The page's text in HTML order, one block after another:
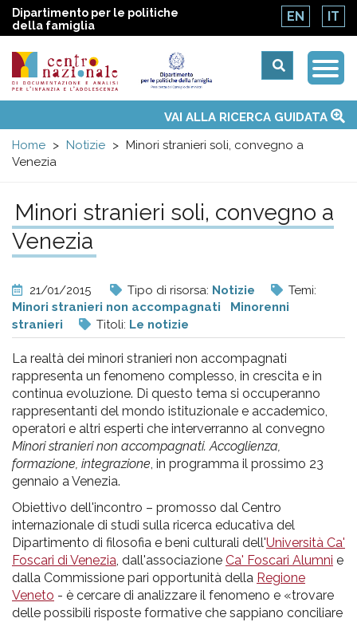
Dipartimento per le politiche
della famiglia
EN IT
Centro
nazionale
di
Documentazione
e
analisi
pr
l'infanzia
e
l'adolescenza
menu
Temi
Attività
Convenzione ONUVAI ALLA RICERCA GUIDATA
Home
Notizie
Minori stranieri soli, convegno a
Venezia
Minori stranieri soli, convegno a
Venezia
21/01/2015 Tipo di risorsa: Notizie
Temi:
Minori stranieri non accompagnati
Minorenni
stranieri
Titoli: Le notizie
La realtà dei minori stranieri non accompagnati
rappresenta un fenomeno complesso, in crescita e in
continua evoluzione. Di questo tema si occuperanno
rappresentanti del mondo istituzionale e accademico,
operatori e altri esperti che interverranno al convegno
Minori stranieri non accompagnati. Accoglienza,
formazione, integrazione, in programma il prossimo 23
gennaio a Venezia.
Obiettivo dell'incontro – promosso dal Centro
internazionale di studi sulla ricerca educativa del
Dipartimento di filosofia e beni culturali dell'Università Ca'
Foscari di Venezia, dall'associazione Ca' Foscari Alumni e
dalla Commissione pari opportunità della Regione
Veneto - è cercare di analizzare il fenomeno e «trovare
delle possibili risposte formative che sappiano conciliare